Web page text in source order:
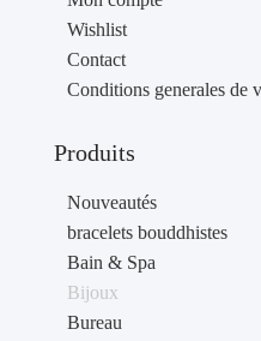
Wishlist
Contact
Conditions generales de
Produits
Nouveautés
bracelets bouddhistes
Bain & Spa
Bijoux
Bureau